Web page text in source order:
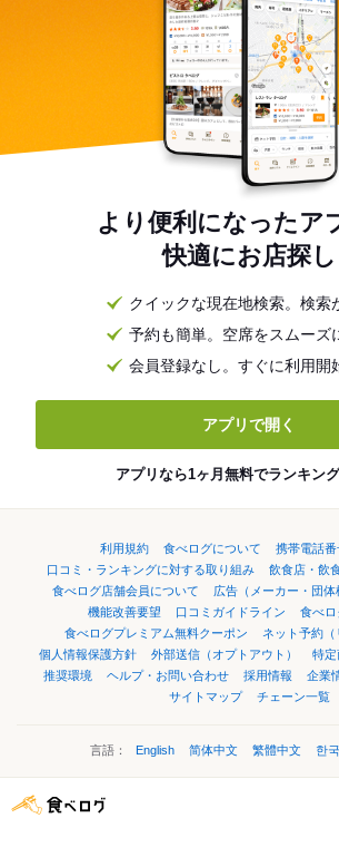
より便利になったア
快適にお店探し
クイックな現在地検索。検索
予約も簡単。空席をスムーズ
会員登録なし。すぐに利用開
アプリで開く
アプリなら1ヶ月無料でランキング
利用規約 食べログについて
携帯電話
口コミ・ランキングに対する取り組み
飲食店・飲
食べログ店舗会員について
広告（メーカー・団
機能改善要望
口コミガイドライン
食べロ
食べログプレミアム無料クーポン
ネット予約（
個人情報保護方針
外部送信（オプトアウト）
特定
推奨環境
ヘルプ・お問い合わせ 採用情報 企業
サイトマップ
チェーン一覧
言語： English 简体中文 繁體中文 한